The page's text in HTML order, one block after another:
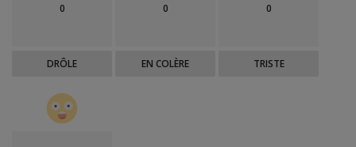
0
DRÔLE
0
EN COLÈRE
0
TRISTE